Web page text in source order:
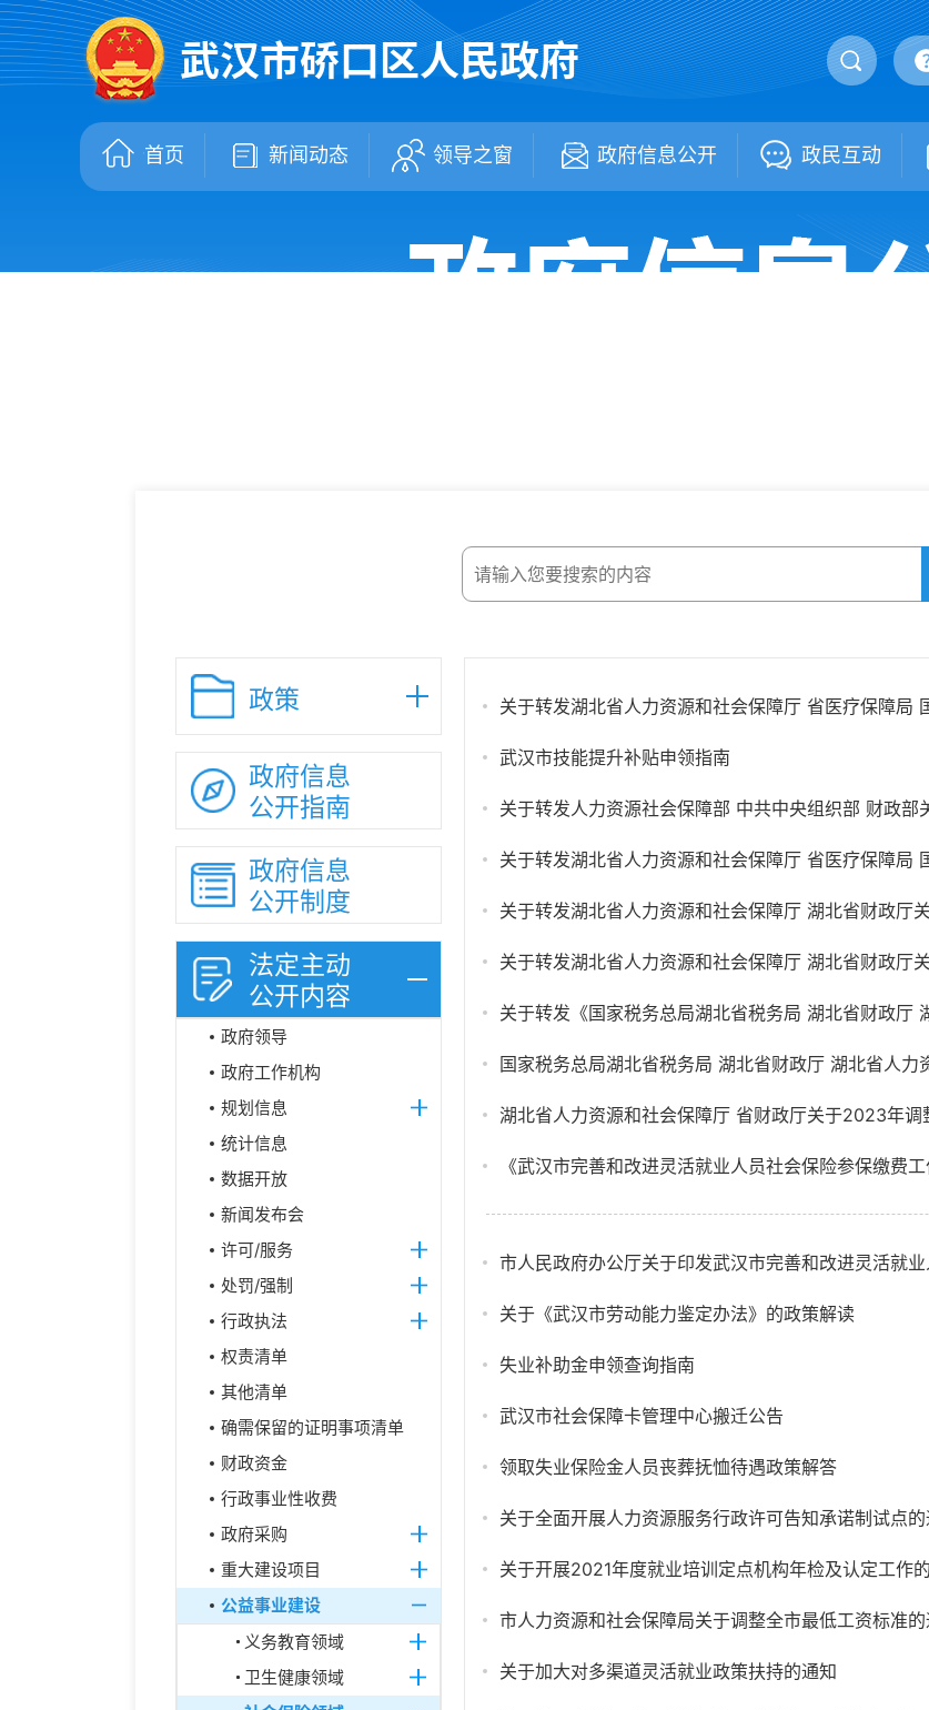
武汉市硚口区人民政府
首页 新闻动态 领导之窗 政府信息公开 政民互动
政策
政府信息
公开指南
政府信息
公开制度
法定主动
公开内容
政府领导
政府工作机构
规划信息
统计信息
数据开放
新闻发布会
许可/服务
处罚/强制
行政执法
权责清单
其他清单
确需保留的证明事项清单
财政资金
行政事业性收费
政府采购
重大建设项目
公益事业建设
义务教育领域
卫生健康领域
关于转发湖北省人力资源和社会保障厅 省医疗保障局
武汉市技能提升补贴申领指南
关于转发人力资源社会保障部 中共中央组织部 财政部
关于转发湖北省人力资源和社会保障厅 省医疗保障局
关于转发湖北省人力资源和社会保障厅 湖北省财政厅
关于转发湖北省人力资源和社会保障厅 湖北省财政厅
关于转发《国家税务总局湖北省税务局 湖北省财政厅
国家税务总局湖北省税务局 湖北省财政厅 湖北省人力
湖北省人力资源和社会保障厅 省财政厅关于2023年调
《武汉市完善和改进灵活就业人员社会保险参保缴费
市人民政府办公厅关于印发武汉市完善和改进灵活就
关于《武汉市劳动能力鉴定办法》的政策解读
失业补助金申领查询指南
武汉市社会保障卡管理中心搬迁公告
领取失业保险金人员丧葬抚恤待遇政策解答
关于全面开展人力资源服务行政许可告知承诺制试点的
关于开展2021年度就业培训定点机构年检及认定工作
市人力资源和社会保障局关于调整全市最低工资标准的
关于加大对多渠道灵活就业政策扶持的通知